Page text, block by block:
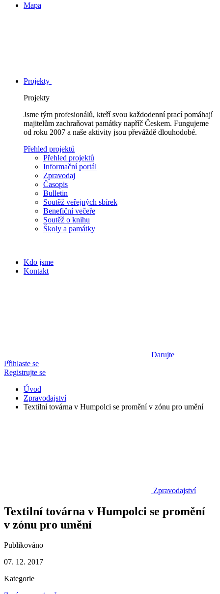
Mapa
Projekty
Projekty
Jsme tým profesionálů, kteří svou každodenní prací pomáhají
majitelům zachraňovat památky napříč Českem. Fungujeme
od roku 2007 a naše aktivity jsou převáždě dlouhodobé.
Přehled projektů
Přehled projektů
Informační portál
Zpravodaj
Časopis
Bulletin
Soutěž veřejných sbírek
Benefiční večeře
Soutěž o knihu
Školy a památky
Kdo jsme
Kontakt
Darujte
Přihlaste se
Registrujte se
Úvod
Zpravodajství
Textilní továrna v Humpolci se promění v zónu pro umění
Zpravodajství
Textilní továrna v Humpolci se promění
v zónu pro umění
Publikováno
07. 12. 2017
Kategorie